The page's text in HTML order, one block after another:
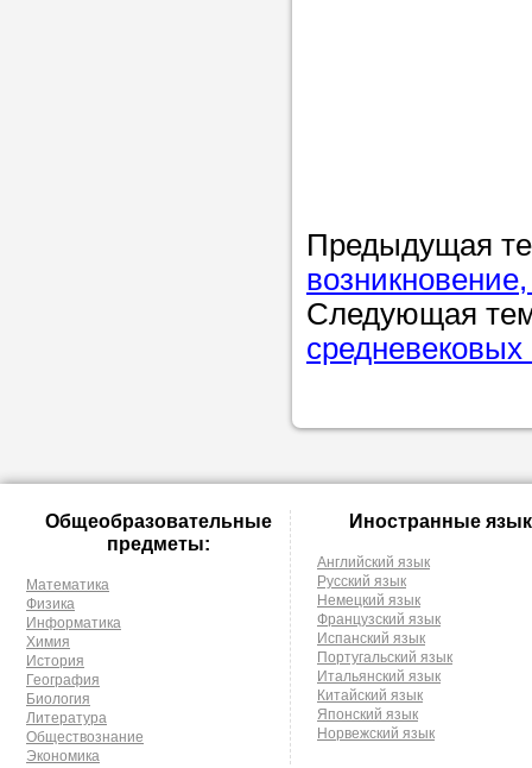
Предыдущая
Следующая
Общеобразовательные
предметы:
Математика
Физика
Информатика
Химия
История
География
Биология
Литература
Обществознание
Экономика
Иностранные
Английский язык
Русский язык
Немецкий язык
Французский язык
Испанский язык
Португальский язык
Итальянский язык
Китайский язык
Японский язык
Норвежский язык